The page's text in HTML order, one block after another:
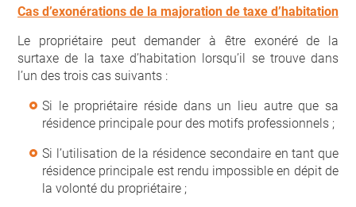
Cas d’exonérations de la majoration de taxe d’habitation
Le propriétaire peut demander à être exonéré de la
surtaxe de la taxe d’habitation lorsqu’il se trouve dans
l’un des trois cas suivants :
Si le propriétaire réside dans un lieu autre que sa
résidence principale pour des motifs professionnels ;
Si l’utilisation de la résidence secondaire en tant que
résidence principale est rendu impossible en dépit de
la volonté du propriétaire ;